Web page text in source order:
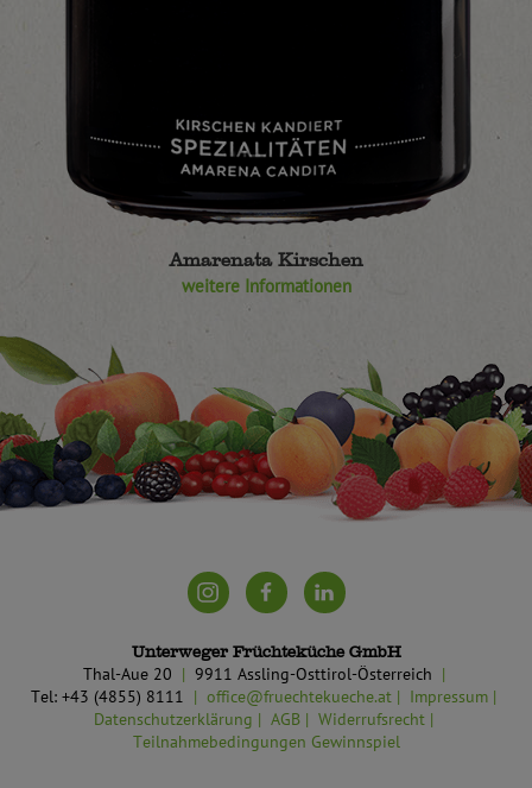
Amarenata Kirschen
weitere Informationen
Unterweger Früchteküche GmbH
Thal-Aue 20
9911 Assling-Osttirol-Österreich
Tel: +43 (4855) 8111
office@fruechtekueche.at
Impressum
Datenschutzerklärung
AGB
Widerrufsrecht
Teilnahmebedingungen Gewinnspiel